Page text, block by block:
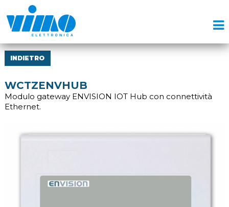
INDIETRO
WCTZENVHUB
Modulo gateway ENVISION IOT Hub con connettività
Ethernet.